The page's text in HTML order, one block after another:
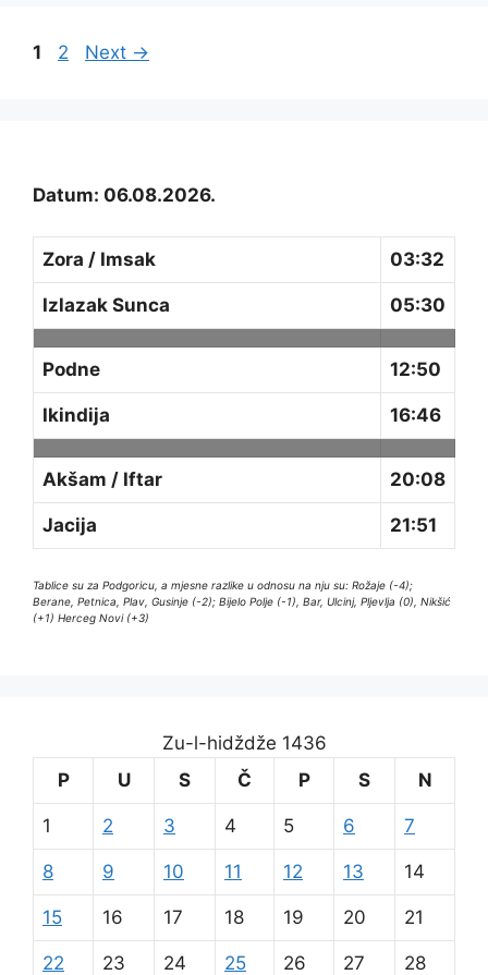
Page
1 Page
2 Next →
Datum: 06.08.2026.
Zora / Imsak 03:32
Izlazak Sunca 05:30
Podne 12:50
Ikindija 16:46
Akšam / Iftar 20:08
Jacija 21:51
Tablice su za Podgoricu, a mjesne razlike u odnosu na nju su: Rožaje (-4);
Berane, Petnica, Plav, Gusinje (-2); Bijelo Polje (-1), Bar, Ulcinj, Pljevlja (0), Nikšić
(+1) Herceg Novi (+3)
Zu-l-hidždže 1436
P
U S Č P S N
1 2 3 4 5 6 7
8 9 10 11 12 13 14
15 16 17 18 19 20 21
22 23 24 25 26 27 28